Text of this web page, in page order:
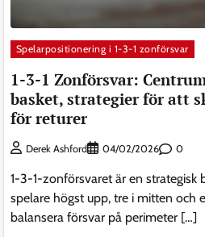
Spelarpositionering i 1-3-1 zonförsvar
1-3-1 Zonförsvar:
basket, strategier för att
för returer
Derek Ashford 04/02/2026 0
1-3-1-zonförsvaret är en
spelare högst upp, tre i mitten och
balansera försvar på perimeter […]